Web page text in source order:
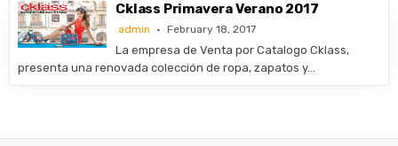
Cklass Primavera Verano 2017
admin February 18, 2017
La empresa de Venta por Catalogo Cklass,
presenta una renovada colección de ropa, zapatos y…